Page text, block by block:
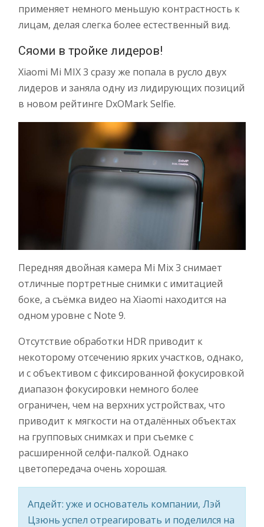
применяет немного меньшую контрастность к
лицам, делая слегка более естественный вид.
Сяоми в тройке лидеров!
Xiaomi Mi MIX 3 сразу же попала в русло двух
лидеров и заняла одну из лидирующих позиций
в новом рейтинге DxOMark Selfie.
Передняя двойная камера Mi Mix 3 снимает
отличные портретные снимки с имитацией
боке, а съёмка видео на Xiaomi находится на
одном уровне с Note 9.
Отсутствие обработки HDR приводит к
некоторому отсечению ярких участков, однако,
и с объективом с фиксированной фокусировкой
диапазон фокусировки немного более
ограничен, чем на верхних устройствах, что
приводит к мягкости на отдалённых объектах
на групповых снимках и при съемке с
расширенной селфи-палкой. Однако
цветопередача очень хорошая.
Апдейт: уже и основатель компании, Лэй
Цзюнь успел отреагировать и поделился на